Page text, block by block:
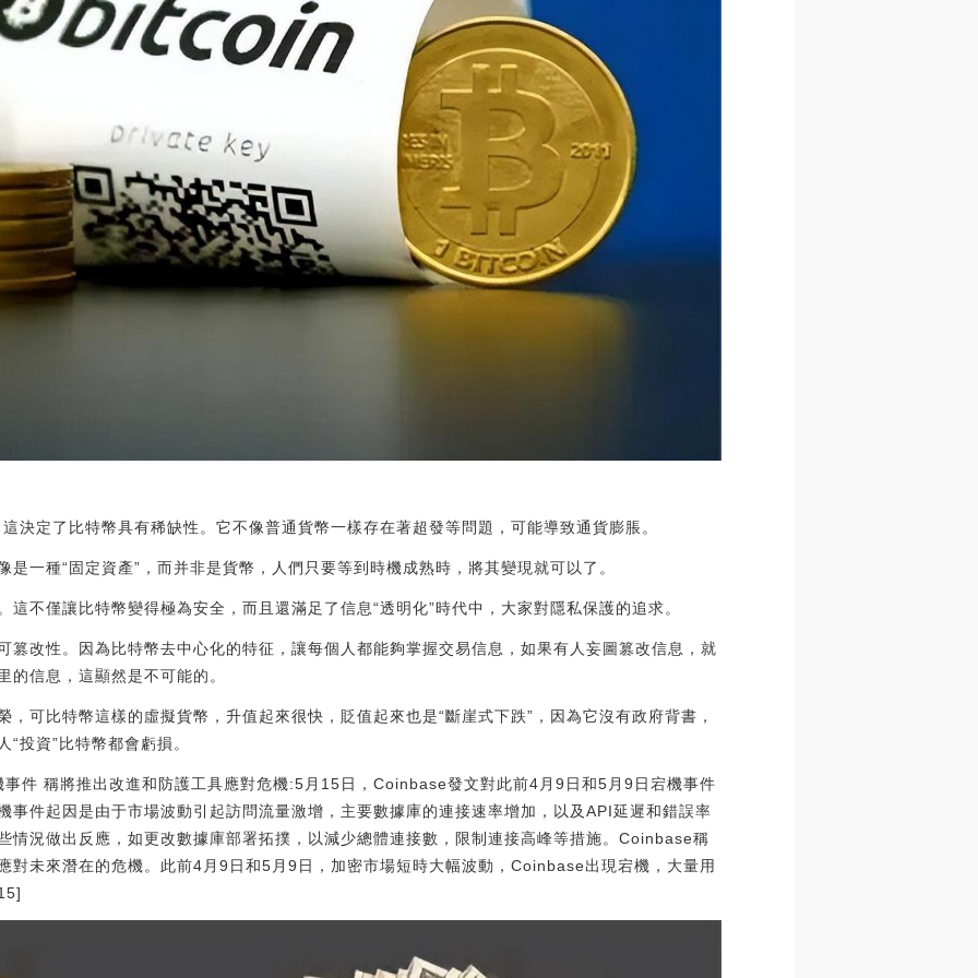
決定了比特幣具有稀缺性。它不像普通貨幣一樣存在著超發等問題，可能導致通貨膨脹。
是一種“固定資產”，而并非是貨幣，人們只要等到時機成熟時，將其變現就可以了。
這不僅讓比特幣變得極為安全，而且還滿足了信息“透明化”時代中，大家對隱私保護的追求。
篡改性。因為比特幣去中心化的特征，讓每個人都能夠掌握交易信息，如果有人妄圖篡改信息，就
的信息，這顯然是不可能的。
，可比特幣這樣的虛擬貨幣，升值起來很快，貶值起來也是“斷崖式下跌”，因為它沒有政府背書，
投資”比特幣都會虧損。
件 稱將推出改進和防護工具應對危機:5月15日，Coinbase發文對此前4月9日和5月9日宕機事件
事件起因是由于市場波動引起訪問流量激增，主要數據庫的連接速率增加，以及API延遲和錯誤率
情況做出反應，如更改數據庫部署拓撲，以減少總體連接數，限制連接高峰等措施。Coinbase稱
對未來潛在的危機。此前4月9日和5月9日，加密市場短時大幅波動，Coinbase出現宕機，大量用